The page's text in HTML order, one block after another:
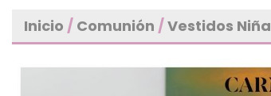
Inicio / Comunión /Vestidos Niña